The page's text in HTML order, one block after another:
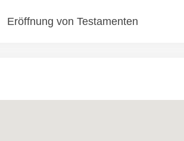
Eröffnung von Testamenten